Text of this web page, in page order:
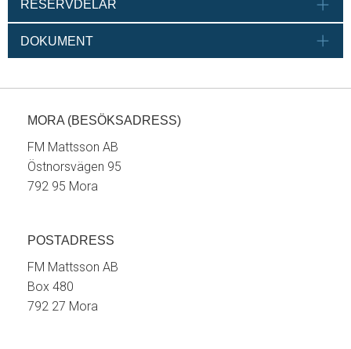
RESERVDELAR
DOKUMENT
MORA (BESÖKSADRESS)
FM Mattsson AB
Östnorsvägen 95
792 95 Mora
POSTADRESS
FM Mattsson AB
Box 480
792 27 Mora